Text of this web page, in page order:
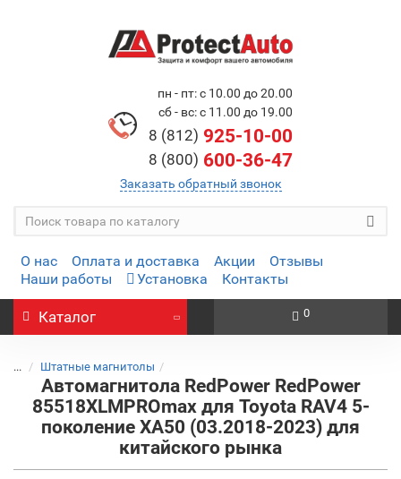
пн - пт: с 10.00 до 20.00
сб - вс: с 11.00 до 19.00
8 (812) 925-10-00
8 (800) 600-36-47
Заказать обратный звонок
О нас Оплата и доставка Акции
Отзывы
Наши работы
Установка Контакты
Каталог 0
... Штатные магнитолы
Автомагнитола RedPower RedPower
85518XLMPROmax для Toyota RAV4 5-
поколение XA50 (03.2018-2023) для
китайского рынка